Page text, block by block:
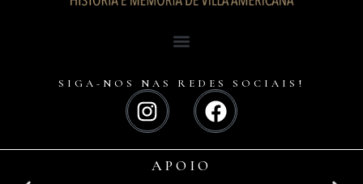
SIGA-NOS NAS REDES SOCIAIS!
APOIO